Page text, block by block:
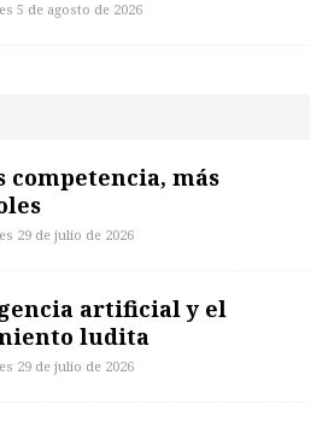
5 de agosto de 2026
competencia, más
29 de julio de 2026
artificial y el
ludita
29 de julio de 2026